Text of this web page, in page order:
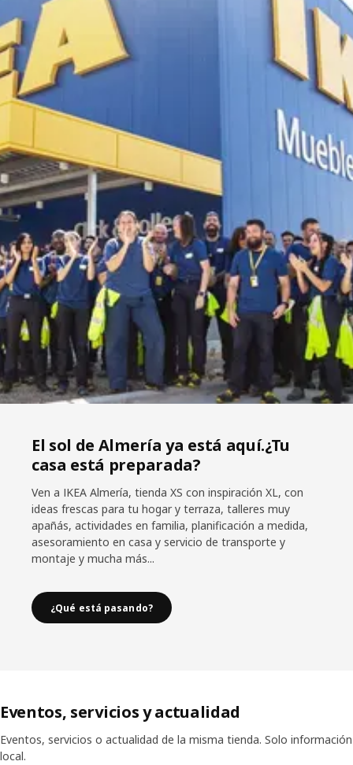
El sol de Almería ya está aquí.¿Tu
casa está preparada?
Ven a IKEA Almería, tienda XS con inspiración XL, con
ideas frescas para tu hogar y terraza, talleres muy
apañás, actividades en familia, planificación a medida,
asesoramiento en casa y servicio de transporte y
montaje y mucha más...
¿Qué está pasando?
Eventos, servicios y actualidad
Eventos, servicios o actualidad de la misma tienda. Solo información
local.